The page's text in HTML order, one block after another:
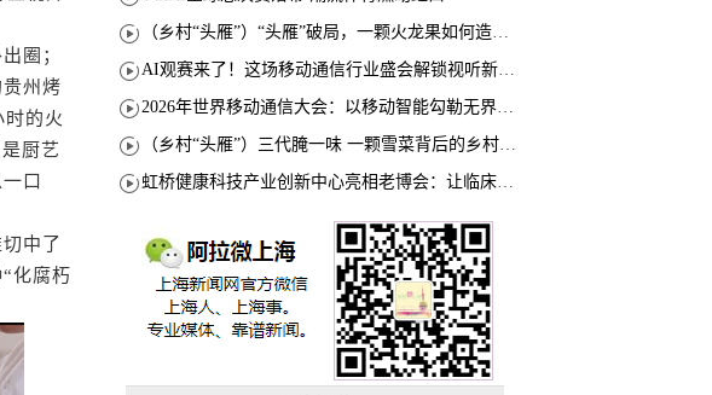
圈；
州烤
的火
厨艺
口
中了
化腐朽
（乡村“头雁”）“头雁”破局，一颗火龙果如何造就沪上乡村特色产业化路径
AI观赛来了！这场移动通信行业盛会解锁视听新玩法
2026年世界移动通信大会：以移动智能勾勒无界普惠新愿景
（乡村“头雁”）三代腌一味 一颗雪菜背后的乡村致富经
虹桥健康科技产业创新中心亮相老博会：让临床“需求”定义银发经济新生态